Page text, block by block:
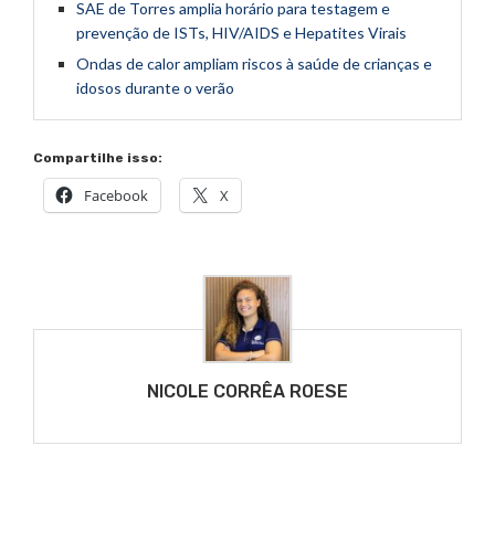
SAE de Torres amplia horário para testagem e
prevenção de ISTs, HIV/AIDS e Hepatites Virais
Ondas de calor ampliam riscos à saúde de crianças e
idosos durante o verão
Compartilhe isso:
Facebook X
NICOLE CORRÊA ROESE